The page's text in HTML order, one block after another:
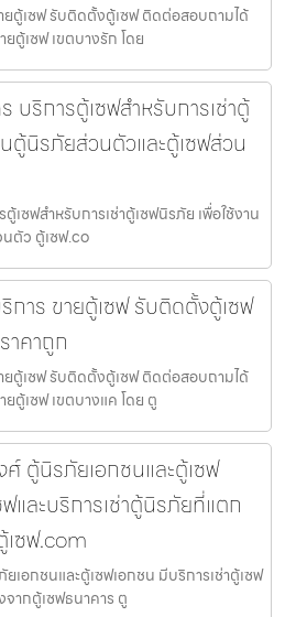
ยตู้เซฟ รับติดตั้งตู้เซฟ ติดต่อสอบถามได้
ตู้เซฟ เขตบางรัก โดย
บริการตู้เซฟสำหรับการเช่าตู้
ตู้นิรภัยส่วนตัวและตู้เซฟส่วน
เซฟสำหรับการเช่าตู้เซฟนิรภัย เพื่อใช้งาน
ตัว ตู้เซฟ.co
การ ขายตู้เซฟ รับติดตั้งตู้เซฟ
าคาถูก
ยตู้เซฟ รับติดตั้งตู้เซฟ ติดต่อสอบถามได้
ตู้เซฟ เขตบางแค โดย ตู
ตู้นิรภัยเอกชนและตู้เซฟ
และบริการเช่าตู้นิรภัยที่แตก
เซฟ.com
อกชนและตู้เซฟเอกชน มีบริการเช่าตู้เซฟ
ากตู้เซฟธนาคาร ตู